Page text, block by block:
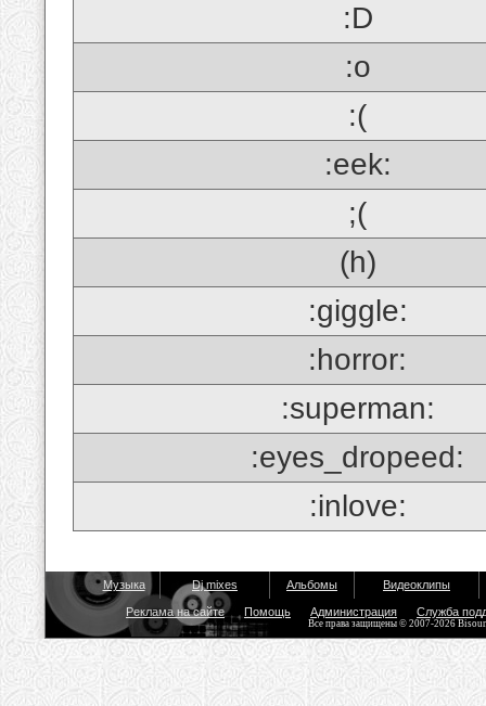
:D
:o
:(
:eek:
;(
(h)
:giggle:
:horror:
:superman:
:eyes_dropeed:
:inlove:
Музыка Dj mixes Альбомы Видеоклипы
Реклама на сайте Помощь Администрация Служба
Все права защищены © 2007-2026